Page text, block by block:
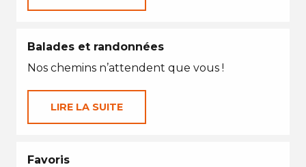
Balades et randonnées
Nos chemins n’attendent que vous !
LIRE LA SUITE
Favoris